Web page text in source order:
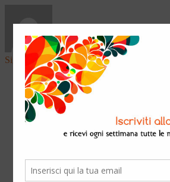
Sign in
Home
Arte & Cultura
Classica
Convegni
Libri
Qui Ateneo
Scuola e Formazione